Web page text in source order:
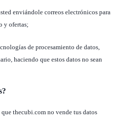
enviándole correos electrónicos para
y ofertas;
de procesamiento de datos,
haciendo que estos datos no sean
thecubi.com no vende tus datos